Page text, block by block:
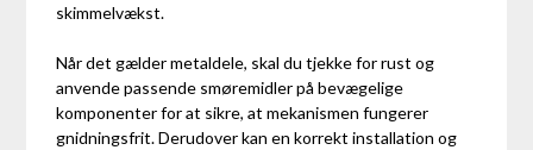
skimmelvækst.
Når det gælder metaldele, skal du tjekke for rust og
anvende passende smøremidler på bevægelige
komponenter for at sikre, at mekanismen fungerer
gnidningsfrit. Derudover kan en korrekt installation og